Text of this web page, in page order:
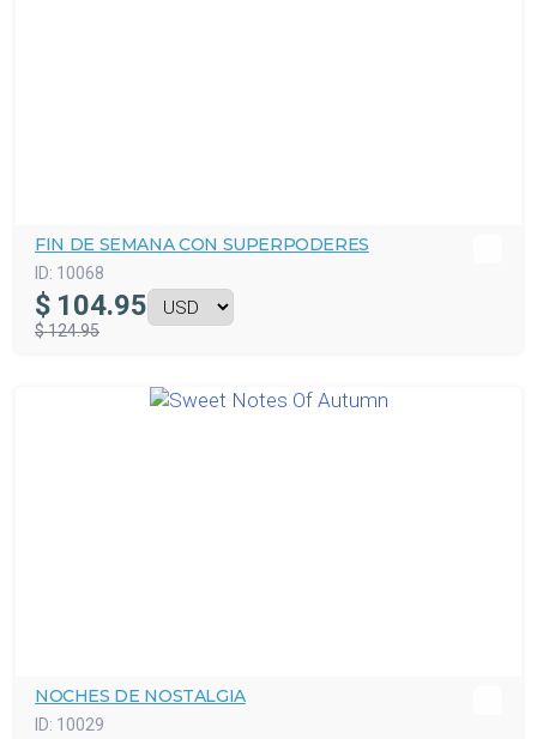
FIN DE SEMANA CON SUPERPODERES
ID: 10068
$ 104.95
$ 124.95
NOCHES DE NOSTALGIA
ID: 10029